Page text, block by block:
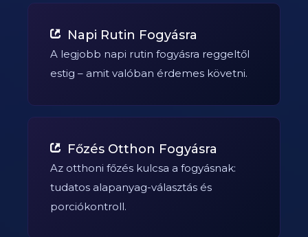
Napi Rutin Fogyásra
A legjobb napi rutin fogyásra reggeltől
estig – amit valóban érdemes követni.
Főzés Otthon Fogyásra
Az otthoni főzés kulcsa a fogyásnak:
tudatos alapanyag-választás és
porciókontroll.